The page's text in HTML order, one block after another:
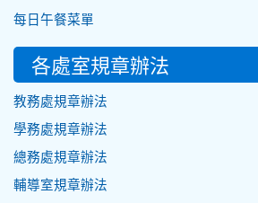
每日午餐菜單
各處室規章辦法
教務處規章辦法
學務處規章辦法
總務處規章辦法
輔導室規章辦法